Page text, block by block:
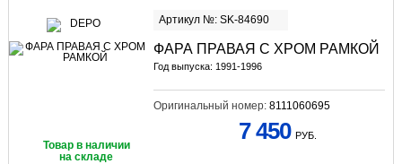
Артикул №: SK-84690
ФАРА ПРАВАЯ С ХРОМ РАМКОЙ
Год выпуска: 1991-1996
Оригинальный номер: 8111060695
Товар в наличии
на складе
7 450 РУБ.